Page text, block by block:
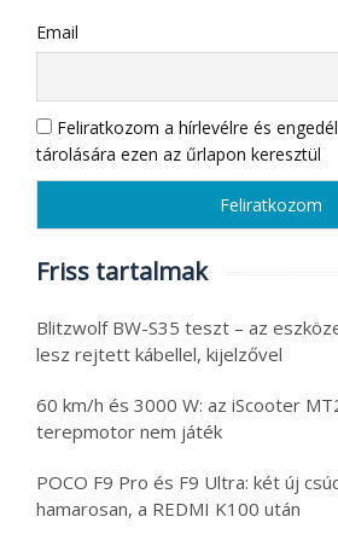
Email
Feliratkozom a hírlevélre és
tárolására ezen az űrlapon keresztül
Friss tartalmak
Blitzwolf BW-S35 teszt – az
lesz rejtett kábellel, kijelzővel
60 km/h és 3000 W: az iScooter
terepmotor nem játék
POCO F9 Pro és F9 Ultra: két új
hamarosan, a REDMI K100 után